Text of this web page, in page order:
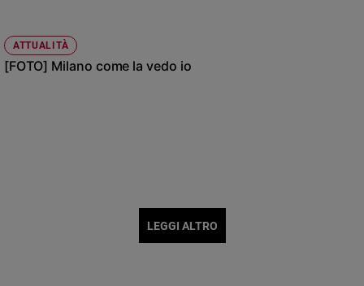
ATTUALITÀ
[FOTO] Milano come la vedo io
LEGGI ALTRO